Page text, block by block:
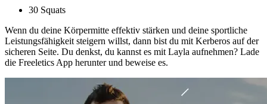
30 Squats
Wenn du deine Körpermitte effektiv stärken und deine sportliche
Leistungsfähigkeit steigern willst, dann bist du mit Kerberos auf der
sicheren Seite. Du denkst, du kannst es mit Layla aufnehmen? Lade
die Freeletics App herunter und beweise es.